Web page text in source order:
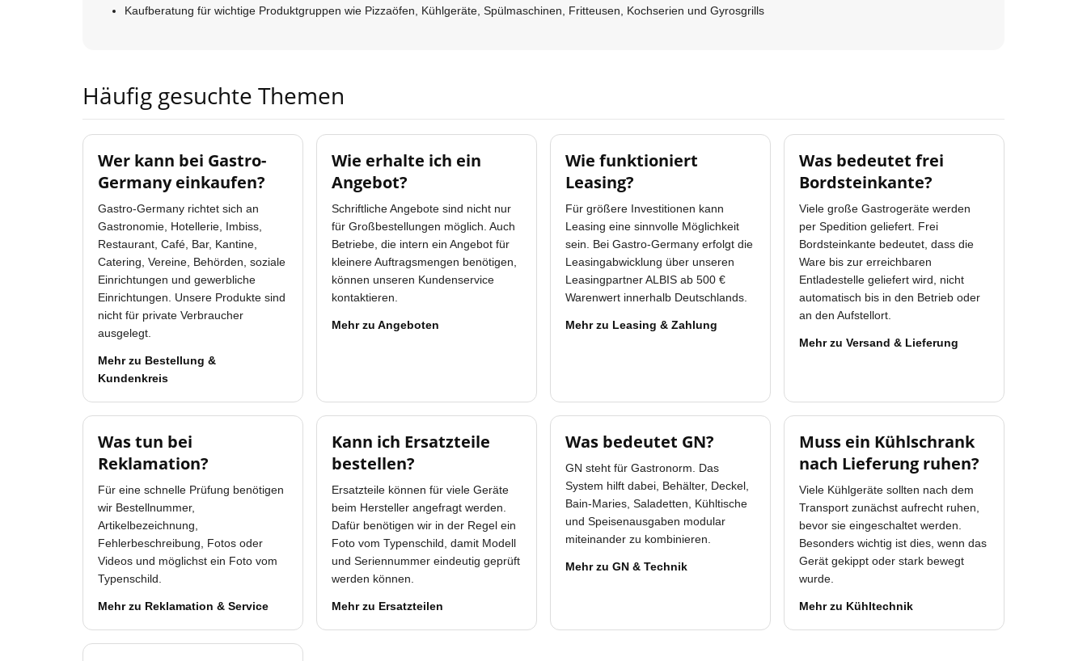
Kaufberatung für wichtige Produktgruppen wie Pizzaöfen, Kühlgeräte, Spülmaschinen, Fritteusen, Kochserien und Gyrosgrills
Häufig gesuchte Themen
Wer kann bei Gastro-
Germany einkaufen?
Gastro-Germany richtet sich an
Gastronomie, Hotellerie, Imbiss,
Restaurant, Café, Bar, Kantine,
Catering, Vereine, Behörden, soziale
Einrichtungen und gewerbliche
Einrichtungen. Unsere Produkte sind
nicht für private Verbraucher
ausgelegt.
Mehr zu Bestellung &
Kundenkreis
Wie erhalte ich ein
Angebot?
Schriftliche Angebote sind nicht nur
für Großbestellungen möglich. Auch
Betriebe, die intern ein Angebot für
kleinere Auftragsmengen benötigen,
können unseren Kundenservice
kontaktieren.
Mehr zu Angeboten
Wie funktioniert
Leasing?
Für größere Investitionen kann
Leasing eine sinnvolle Möglichkeit
sein. Bei Gastro-Germany erfolgt die
Leasingabwicklung über unseren
Leasingpartner ALBIS ab 500 €
Warenwert innerhalb Deutschlands.
Mehr zu Leasing & Zahlung
Was bedeutet frei
Bordsteinkante?
Viele große Gastrogeräte werden
per Spedition geliefert. Frei
Bordsteinkante bedeutet, dass die
Ware bis zur erreichbaren
Entladestelle geliefert wird, nicht
automatisch bis in den Betrieb oder
an den Aufstellort.
Mehr zu Versand & Lieferung
Was tun bei
Reklamation?
Für eine schnelle Prüfung benötigen
wir Bestellnummer,
Artikelbezeichnung,
Fehlerbeschreibung, Fotos oder
Videos und möglichst ein Foto vom
Typenschild.
Mehr zu Reklamation & Service
Kann ich Ersatzteile
bestellen?
Ersatzteile können für viele Geräte
beim Hersteller angefragt werden.
Dafür benötigen wir in der Regel ein
Foto vom Typenschild, damit Modell
und Seriennummer eindeutig geprüft
werden können.
Mehr zu Ersatzteilen
Was bedeutet GN?
GN steht für Gastronorm. Das
System hilft dabei, Behälter, Deckel,
Bain-Maries, Saladetten, Kühltische
und Speisenausgaben modular
miteinander zu kombinieren.
Mehr zu GN & Technik
Muss ein Kühlschrank
nach Lieferung ruhen?
Viele Kühlgeräte sollten nach dem
Transport zunächst aufrecht ruhen,
bevor sie eingeschaltet werden.
Besonders wichtig ist dies, wenn das
Gerät gekippt oder stark bewegt
wurde.
Mehr zu Kühltechnik